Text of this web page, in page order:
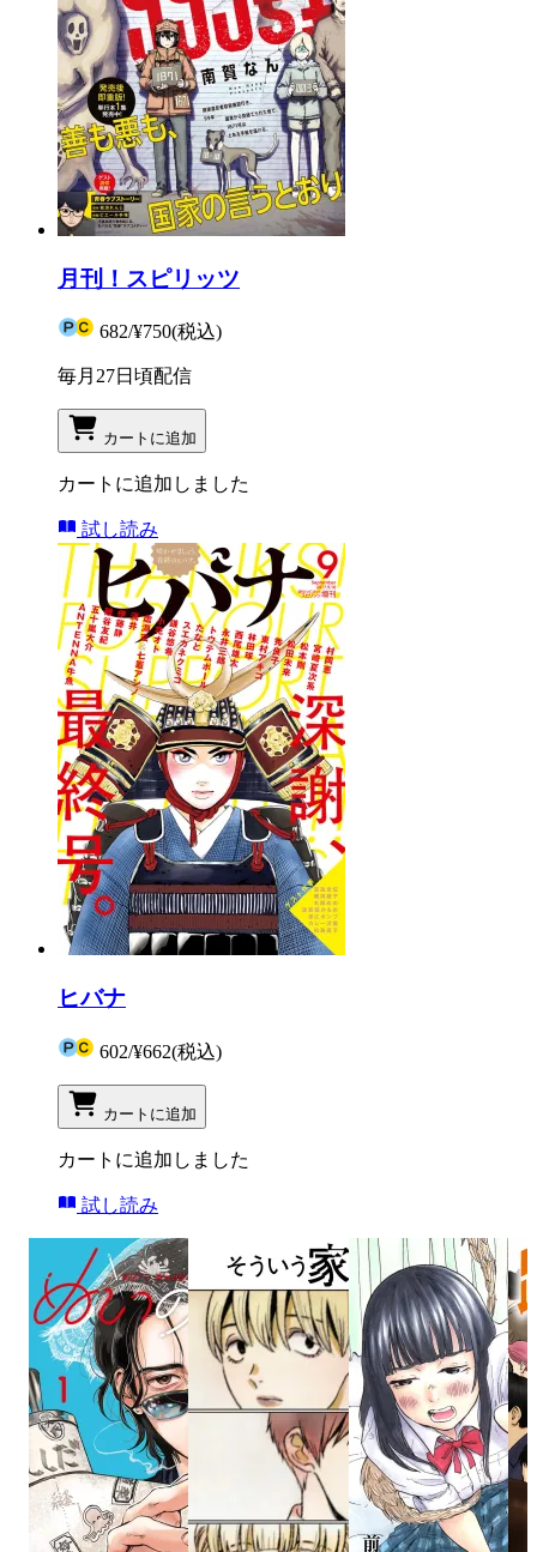
月刊！スピリッツ
682/¥750(税込)
毎月27日頃配信
カートに追加
カートに追加しました
試し読み
ヒバナ
602/¥662(税込)
カートに追加
カートに追加しました
試し読み